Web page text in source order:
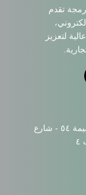
تقدم
لتعزيز
العنوان: العاصمة - القبلة - قطعة ٨ - قسيمة ٥٤ - شارع